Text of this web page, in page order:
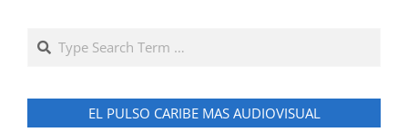
Search
EL PULSO CARIBE MAS AUDIOVISUAL